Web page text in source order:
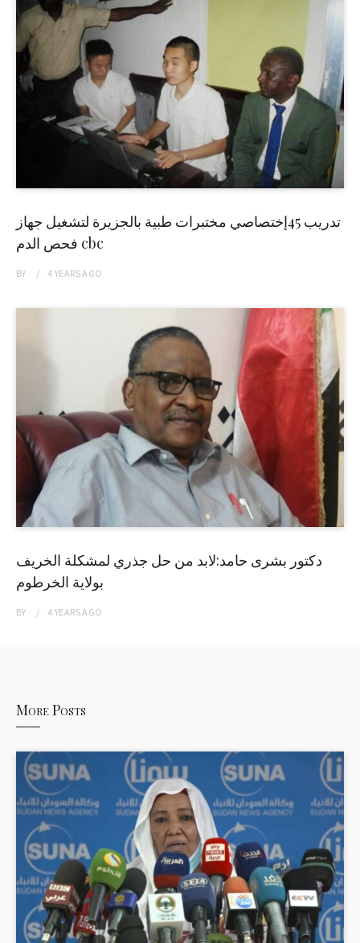
تدريب 45إختصاصي مختبرات طبية بالجزيرة لتشغيل جهاز
فحص الدم cbc
BY 4 YEARSAGO
دكتور بشرى حامد:لابد من حل جذري لمشكلة الخريف
بولاية الخرطوم
BY 4 YEARSAGO
More Posts